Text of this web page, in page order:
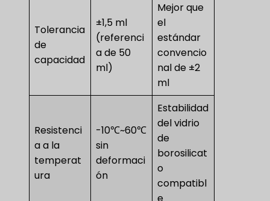
Tolerancia
de
capacidad
±1,5 ml
(referenci
a de 50
ml)
Mejor que
el
estándar
convencio
nal de ±2
ml
Resistenci
a a la
temperat
ura
-10℃~60℃
sin
deformaci
ón
Estabilidad
del vidrio
de
borosilicat
o
compatibl